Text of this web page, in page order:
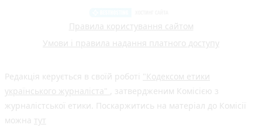
Правила користування сайтом
Умови і правила надання платного доступу
Редакція керується в своїй роботі "Кодексом етики
українського журналіста" , затвердженим Комісією з
журналістської етики. Поскаржитись на матеріал до Комісії
можна тут